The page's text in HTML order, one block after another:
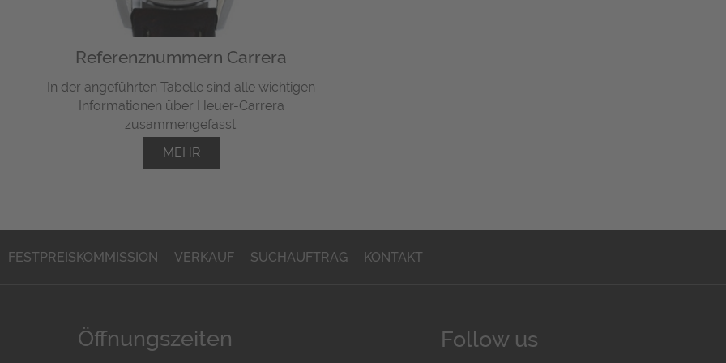
Referenznummern Carrera
In der angeführten Tabelle sind alle wichtigen
Informationen über Heuer-Carrera
zusammengefasst.
MEHR
FESTPREISKOMMISSION VERKAUF SUCHAUFTRAG KONTAKT
Öffnungszeiten Follow us